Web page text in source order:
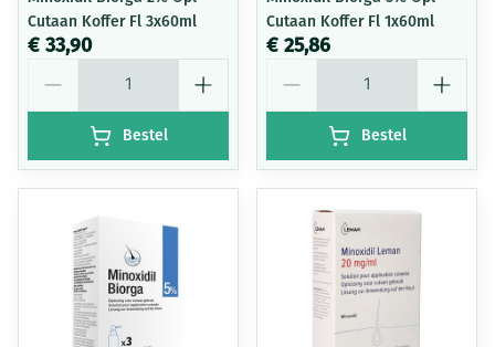
Cutaan Koffer Fl 3x60ml
€ 33,90
Bestel
Cutaan Koffer Fl 1x60ml
€ 25,86
Bestel